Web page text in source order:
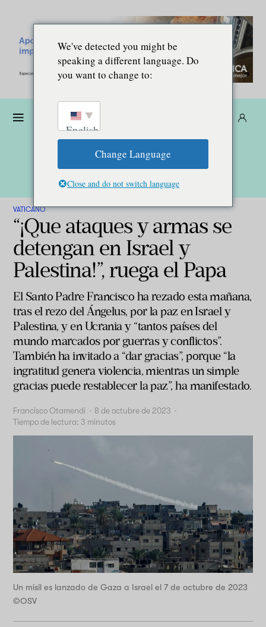
VATICANO
“¡Que ataques y armas se
detengan en Israel y
Palestina!”, ruega el Papa
El Santo Padre Francisco ha rezado esta mañana,
tras el rezo del Ángelus, por la paz en Israel y
Palestina, y en Ucrania y “tantos países del
mundo marcados por guerras y conflictos”.
También ha invitado a “dar gracias”, porque “la
ingratitud genera violencia, mientras un simple
gracias puede restablecer la paz”, ha manifestado.
Francisco Otamendi · 8 de octubre de 2023 ·
Tiempo de lectura: 3 minutos
Un misil es lanzado de Gaza a Israel el 7 de octubre de 2023
©OSV
We've detected you might be
speaking a different language. Do
you want to change to:
English
Change Language
Close and do not switch language